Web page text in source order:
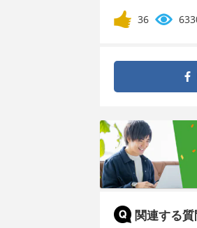
36
関連する